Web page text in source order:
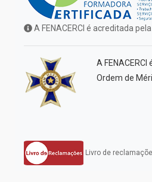
A FENACERCI é acreditada pela
A
Ordem de
Livro de